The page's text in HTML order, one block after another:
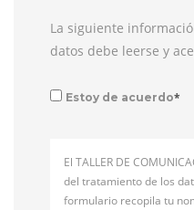
La siguiente
datos debe leerse y
Estoy de acuerdo*
El TALLER DE
del tratamiento de los
formulario recopila tu